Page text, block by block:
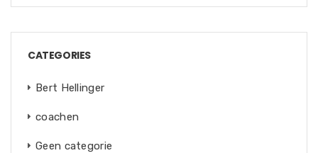
CATEGORIES
Bert Hellinger
coachen
Geen categorie